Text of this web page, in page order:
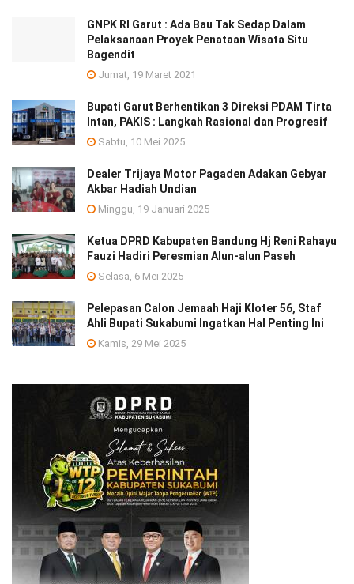
GNPK RI Garut : Ada Bau Tak Sedap Dalam
Pelaksanaan Proyek Penataan Wisata Situ
Bagendit
Jumat, 19 Maret 2021
Bupati Garut Berhentikan 3 Direksi PDAM Tirta
Intan, PAKIS : Langkah Rasional dan Progresif
Sabtu, 10 Mei 2025
Dealer Trijaya Motor Pagaden Adakan Gebyar
Akbar Hadiah Undian
Minggu, 19 Januari 2025
Ketua DPRD Kabupaten Bandung Hj Reni Rahayu
Fauzi Hadiri Peresmian Alun-alun Paseh
Selasa, 6 Mei 2025
Pelepasan Calon Jemaah Haji Kloter 56, Staf
Ahli Bupati Sukabumi Ingatkan Hal Penting Ini
Kamis, 29 Mei 2025